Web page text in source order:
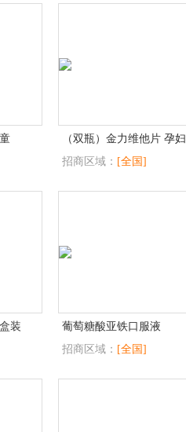
（双瓶）金力维他片 孕妇
招商区域： [全国]
装
葡萄糖酸亚铁口服液
招商区域： [全国]